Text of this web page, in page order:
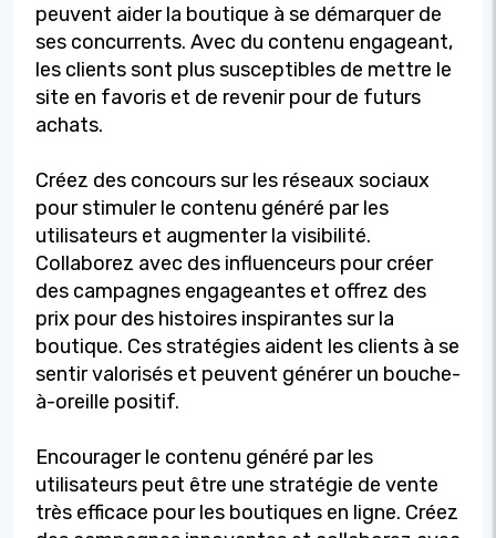
peuvent aider la boutique à se démarquer de
ses concurrents. Avec du contenu engageant,
les clients sont plus susceptibles de mettre le
site en favoris et de revenir pour de futurs
achats.
Créez des concours sur les réseaux sociaux
pour stimuler le contenu généré par les
utilisateurs et augmenter la visibilité.
Collaborez avec des influenceurs pour créer
des campagnes engageantes et offrez des
prix pour des histoires inspirantes sur la
boutique. Ces stratégies aident les clients à se
sentir valorisés et peuvent générer un bouche-
à-oreille positif.
Encourager le contenu généré par les
utilisateurs peut être une stratégie de vente
très efficace pour les boutiques en ligne. Créez